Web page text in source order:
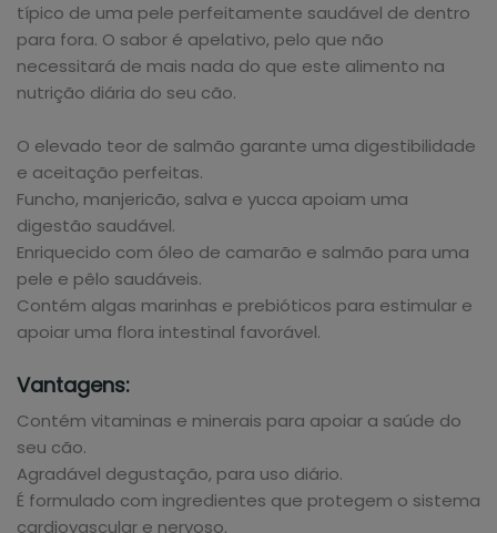
típico de uma pele perfeitamente saudável de dentro
para fora. O sabor é apelativo, pelo que não
necessitará de mais nada do que este alimento na
nutrição diária do seu cão.
O elevado teor de salmão garante uma digestibilidade
e aceitação perfeitas.
Funcho, manjericão, salva e yucca apoiam uma
digestão saudável.
Enriquecido com óleo de camarão e salmão para uma
pele e pêlo saudáveis.
Contém algas marinhas e prebióticos para estimular e
apoiar uma flora intestinal favorável.
Vantagens:
Contém vitaminas e minerais para apoiar a saúde do
seu cão.
Agradável degustação, para uso diário.
É formulado com ingredientes que protegem o sistema
cardiovascular e nervoso.